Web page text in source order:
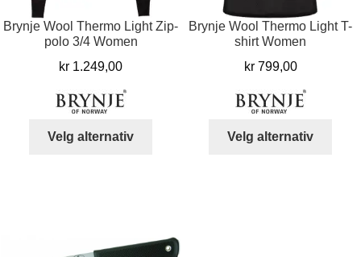
Brynje Wool Thermo Light Zip-
polo 3/4 Women
kr 1.249,00
Velg alternativ
kan
Brynje Wool Thermo Light T-
shirt Women
kr799,00
Velg alternativ